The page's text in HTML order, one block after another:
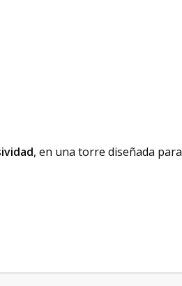
, en una torre diseñada para